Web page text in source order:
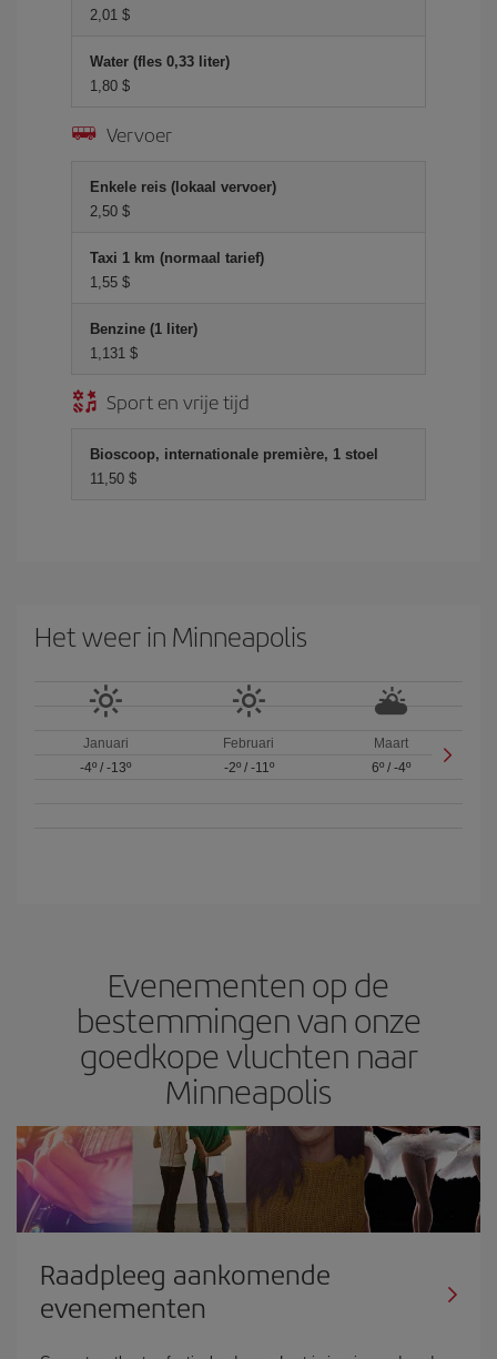
2,01 $
Water (fles 0,33 liter)
1,80 $
Vervoer
Enkele reis (lokaal vervoer)
2,50 $
Taxi 1 km (normaal tarief)
1,55 $
Benzine (1 liter)
1,131 $
Sport en vrije tijd
Bioscoop, internationale première, 1 stoel
11,50 $
Het weer in Minneapolis
Januari
-4º /-13º
Februari
-2º/ -11º
Maart
6º /-4º
Evenementen op de
bestemmingen van onze
goedkope vluchten naar
Minneapolis
Raadpleeg aankomende
evenementen